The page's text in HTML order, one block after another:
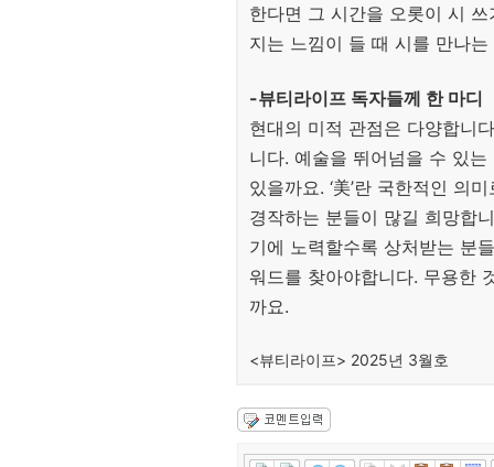
한다면 그 시간을 오롯이 시
지는 느낌이 들 때 시를 만나
-뷰티라이프 독자들께 한 마디
현대의 미적 관점은 다양합니
니다. 예술을 뛰어넘을 수 있
있을까요. ‘美’란 국한적인 의
경작하는 분들이 많길 희망합
기에 노력할수록 상처받는 분
워드를 찾아야합니다. 무용한
까요.
<뷰티라이프> 2025년 3월호